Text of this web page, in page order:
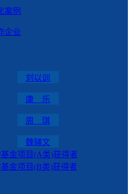
案例
企业
刘以训
康 乐
周 琪
魏辅文
金项目(A类)获得者
金项目(B类)获得者